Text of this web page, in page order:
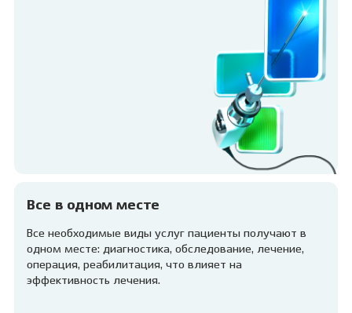
Все в одном месте
Все необходимые виды услуг пациенты получают в
одном месте: диагностика, обследование, лечение,
операция, реабилитация, что влияет на
эффективность лечения.